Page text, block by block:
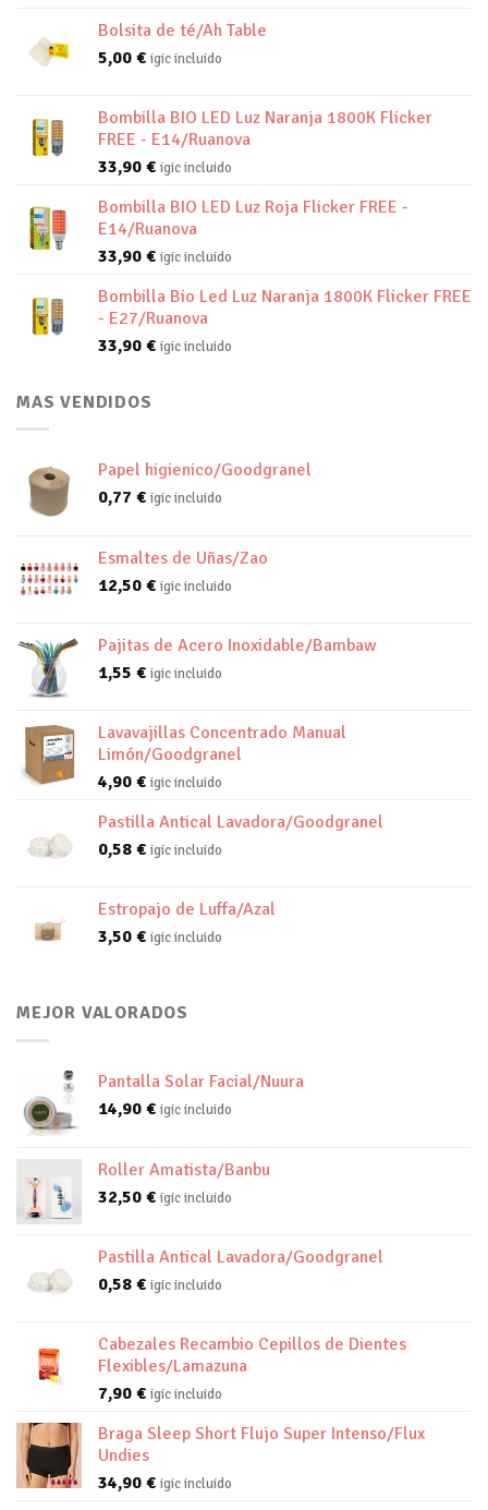
Bolsita de té/Ah Table
5,00 € igic incluido
Bombilla BIO LED Luz Naranja 1800K Flicker
FREE - E14/Ruanova
33,90 € igic incluido
Bombilla BIO LED Luz Roja Flicker FREE -
E14/Ruanova
33,90 € igic incluido
Bombilla Bio Led Luz Naranja 1800K Flicker FREE
- E27/Ruanova
33,90 € igic incluido
MAS VENDIDOS
Papel higienico/Goodgranel
0,77 € igic incluido
Esmaltes de Uñas/Zao
12,50 € igic incluido
Pajitas de Acero Inoxidable/Bambaw
1,55 € igic incluido
Lavavajillas Concentrado Manual
Limón/Goodgranel
4,90 € igic incluido
Pastilla Antical Lavadora/Goodgranel
0,58 € igic incluido
Estropajo de Luffa/Azal
3,50 € igic incluido
MEJOR VALORADOS
Pantalla Solar Facial/Nuura
14,90 € igic incluido
Roller Amatista/Banbu
32,50 € igic incluido
Pastilla Antical Lavadora/Goodgranel
0,58 € igic incluido
Cabezales Recambio Cepillos de Dientes
Flexibles/Lamazuna
7,90 € igic incluido
Braga Sleep Short Flujo Super Intenso/Flux
Undies
34,90 € igic incluido